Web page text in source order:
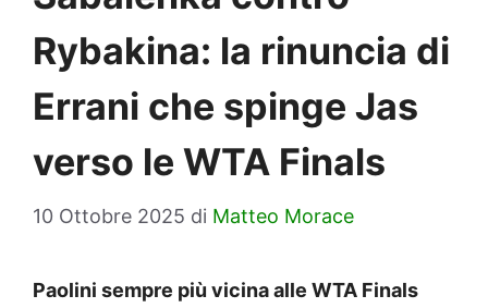
Rybakina: la rinuncia di
Errani che spinge Jas
verso le WTA Finals
10 Ottobre 2025 di Matteo Morace
Paolini sempre più vicina alle WTA Finals